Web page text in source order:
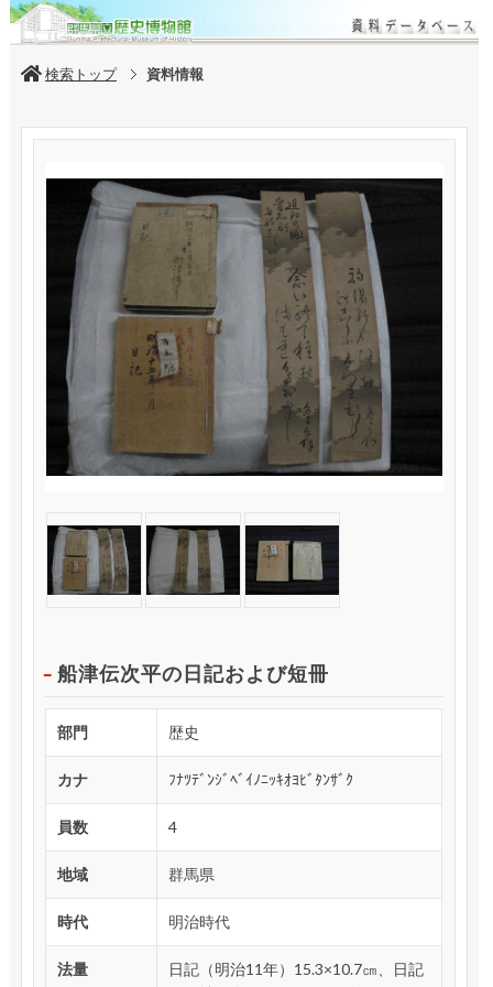
検索トップ 資料情報
船津伝次平の日記および短冊
部門 歴史
カナ ﾌﾅﾂﾃﾞﾝｼﾞﾍﾞｲﾉﾆｯｷｵﾖﾋﾞﾀﾝｻﾞｸ
員数 4
地域 群馬県
時代 明治時代
法量
日記（明治11年）15.3×10.7㎝、日記